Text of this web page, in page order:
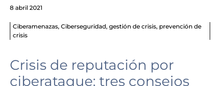
8 abril 2021
Ciberamenazas, Ciberseguridad, gestión de crisis, prevención de
crisis
Crisis de reputación por
ciberataque: tres consejos